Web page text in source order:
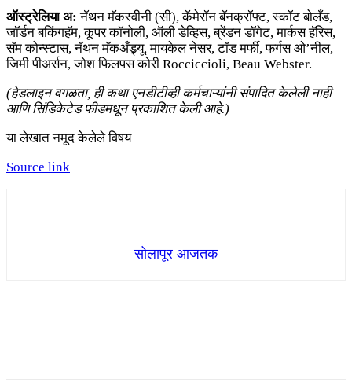
ऑस्ट्रेलिया अ: नॅथन मॅकस्वीनी (सी), कॅमेरॉन बॅनक्रॉफ्ट, स्कॉट बोलँड,
जॉर्डन बकिंगहॅम, कूपर कॉनोली, ऑली डेव्हिस, ब्रेंडन डॉगेट, मार्कस हॅरिस,
सॅम कोन्स्टास, नॅथन मॅकअँड्र्यू, मायकेल नेसर, टॉड मर्फी, फर्गस ओ’नील,
जिमी पीअर्सन, जोश फिलपस कोरी Rocciccioli, Beau Webster.
(हेडलाइन वगळता, ही कथा एनडीटीव्ही कर्मचाऱ्यांनी संपादित केलेली नाही
आणि सिंडिकेटेड फीडमधून प्रकाशित केली आहे.)
या लेखात नमूद केलेले विषय
Source link
सोलापूर आजतक